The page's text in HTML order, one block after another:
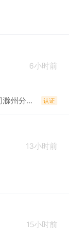
6小时前
中韬华益税务师事务所（安徽）有限公司滁州分公司 认证
13小时前
15小时前